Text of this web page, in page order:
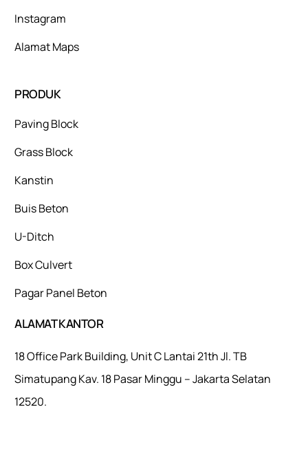
Instagram
Alamat Maps
PRODUK
Paving Block
Grass Block
Kanstin
Buis Beton
U-Ditch
Box Culvert
Pagar Panel Beton
ALAMAT KANTOR
18 Office Park Building, Unit C Lantai 21th Jl. TB
Simatupang Kav. 18 Pasar Minggu – Jakarta Selatan
12520.